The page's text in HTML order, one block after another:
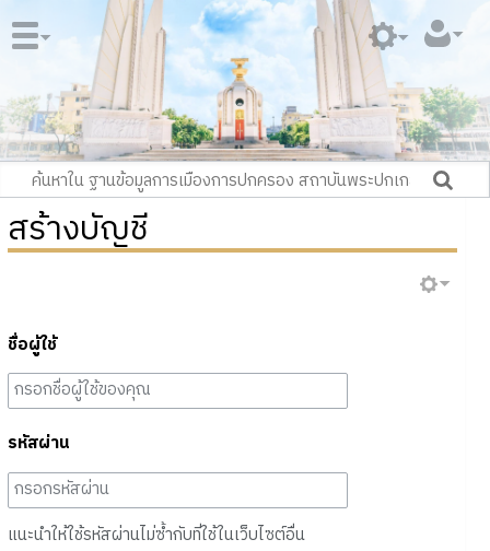
สร้างบัญชี
ชื่อผู้ใช้
รหัสผ่าน
แนะนำให้ใช้รหัสผ่านไม่ซ้ำกับที่ใช้ในเว็บไซต์อื่น